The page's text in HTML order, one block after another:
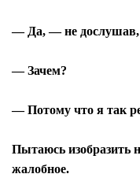
— Да, — не дослушав,
— Зачем?
— Потому что я так
Пытаюсь изобразить
жалобное.